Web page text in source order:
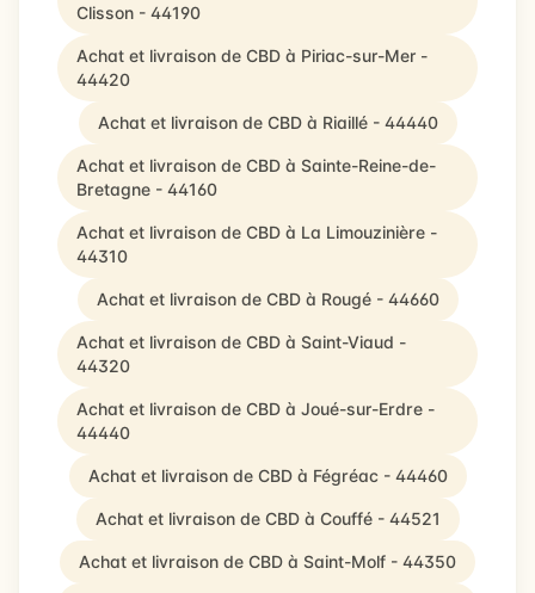
Clisson - 44190
Achat et livraison de CBD à Piriac-sur-Mer -
44420
Achat et livraison de CBD à Riaillé - 44440
Achat et livraison de CBD à Sainte-Reine-de-
Bretagne - 44160
Achat et livraison de CBD à La Limouzinière -
44310
Achat et livraison de CBD à Rougé - 44660
Achat et livraison de CBD à Saint-Viaud -
44320
Achat et livraison de CBD à Joué-sur-Erdre -
44440
Achat et livraison de CBD à Fégréac - 44460
Achat et livraison de CBD à Couffé - 44521
Achat et livraison de CBD à Saint-Molf - 44350